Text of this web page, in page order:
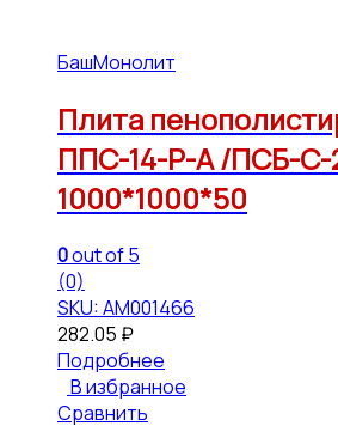
БашМонолит
Плита
ППС-14-Р-А /ПСБ-С-
1000*1000*50
0out of 5
(0)
SKU: АМ001466
282.05 ₽
Подробнее
В избранное
Сравнить